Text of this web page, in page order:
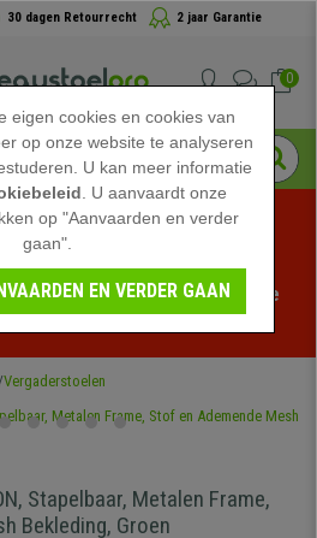
30 dagen Retourrecht 2 jaar Garantie
0
bij bureaustoelpro!
een beperkte tijd - Bekijk de
Vergaderstoelen
Stapelbaar, Metalen Frame,
Bekleding, Groen
eigen cookies en cookies van
op onze website te analyseren
U kan meer informatie
. U aanvaardt onze
op "Aanvaarden en verder
gaan".
EN VERDER GAAN